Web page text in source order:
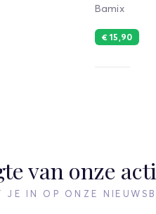
Bamix
€ 15,90
van onze
JE IN OP ONZE